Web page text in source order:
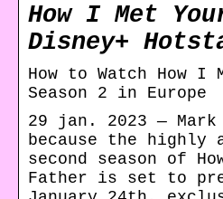
How I Met
Disney+
How to Watch How I
Season 2 in Europe
29 jan. 2023 —
because the highly
second season of
Father is set to